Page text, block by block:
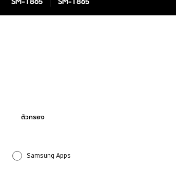
ตัวกรอง
Samsung Apps